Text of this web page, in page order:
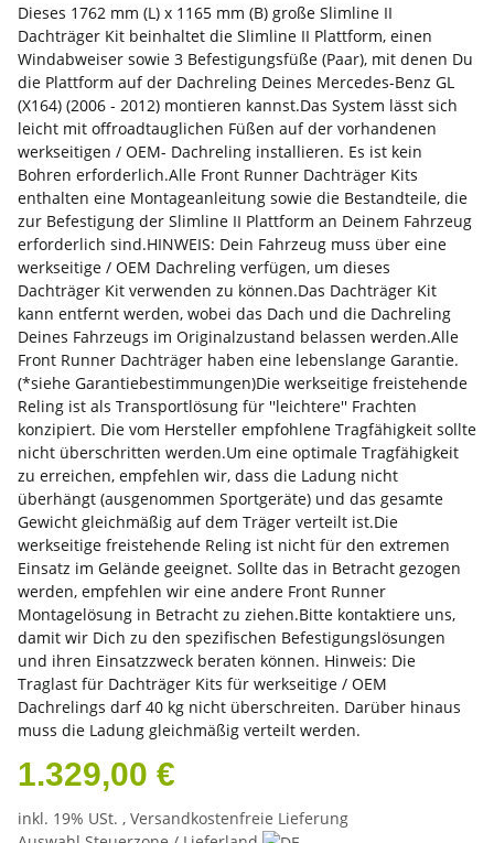
Dieses 1762 mm (L) x 1165 mm (B) große Slimline II
Dachträger Kit beinhaltet die Slimline II Plattform, einen
Windabweiser sowie 3 Befestigungsfüße (Paar), mit denen Du
die Plattform auf der Dachreling Deines Mercedes-Benz GL
(X164) (2006 - 2012) montieren kannst.Das System lässt sich
leicht mit offroadtauglichen Füßen auf der vorhandenen
werkseitigen / OEM- Dachreling installieren. Es ist kein
Bohren erforderlich.Alle Front Runner Dachträger Kits
enthalten eine Montageanleitung sowie die Bestandteile, die
zur Befestigung der Slimline II Plattform an Deinem Fahrzeug
erforderlich sind.HINWEIS: Dein Fahrzeug muss über eine
werkseitige / OEM Dachreling verfügen, um dieses
Dachträger Kit verwenden zu können.Das Dachträger Kit
kann entfernt werden, wobei das Dach und die Dachreling
Deines Fahrzeugs im Originalzustand belassen werden.Alle
Front Runner Dachträger haben eine lebenslange Garantie.
(*siehe Garantiebestimmungen)Die werkseitige freistehende
Reling ist als Transportlösung für ''leichtere'' Frachten
konzipiert. Die vom Hersteller empfohlene Tragfähigkeit sollte
nicht überschritten werden.Um eine optimale Tragfähigkeit
zu erreichen, empfehlen wir, dass die Ladung nicht
überhängt (ausgenommen Sportgeräte) und das gesamte
Gewicht gleichmäßig auf dem Träger verteilt ist.Die
werkseitige freistehende Reling ist nicht für den extremen
Einsatz im Gelände geeignet. Sollte das in Betracht gezogen
werden, empfehlen wir eine andere Front Runner
Montagelösung in Betracht zu ziehen.Bitte kontaktiere uns,
damit wir Dich zu den spezifischen Befestigungslösungen
und ihren Einsatzzweck beraten können. Hinweis: Die
Traglast für Dachträger Kits für werkseitige / OEM
Dachrelings darf 40 kg nicht überschreiten. Darüber hinaus
muss die Ladung gleichmäßig verteilt werden.
1.329,00 €
inkl. 19% USt. , Versandkostenfreie Lieferung